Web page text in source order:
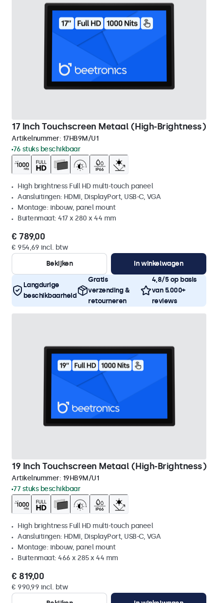
17 Inch Touchscreen Metaal (High-Brightness)
Artikelnummer: 17HB9M/U1
76 stuks beschikbaar
High brightness Full HD multi-touch paneel
Aansluitingen: HDMI, DisplayPort, USB-C, VGA
Montage: inbouw, panel mount
Buitenmaat: 417 x 280 x 44 mm
€ 789,00
€ 954,69 incl. btw
Bekijken
In winkelwagen
Langdurige
beschikbaarheid
Gratis
verzending &
retourneren
4,8/5 op basis
van 5.000+
reviews
19 Inch Touchscreen Metaal (High-Brightness)
Artikelnummer: 19HB9M/U1
77 stuks beschikbaar
High brightness Full HD multi-touch paneel
Aansluitingen: HDMI, DisplayPort, USB-C, VGA
Montage: inbouw, panel mount
Buitenmaat: 466 x 285 x 44 mm
€ 819,00
€ 990,99 incl. btw